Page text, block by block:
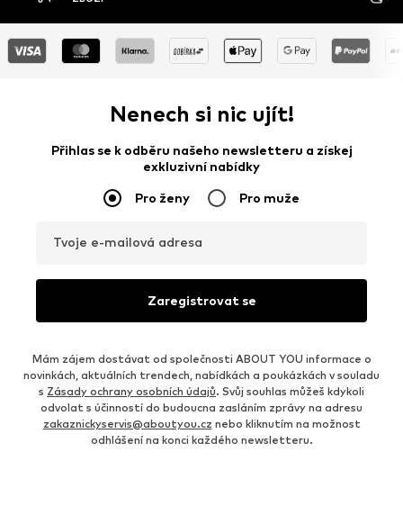
Nenech si nic ujít!
Přihlas se k odběru našeho newsletteru a získej
exkluzivní nabídky
Pro ženy Pro muže
Tvoje e-mailová adresa
Zaregistrovat se
Mám zájem dostávat od společnosti ABOUT YOU informace o
novinkách, aktuálních trendech, nabídkách a poukázkách v souladu
s Zásady ochrany osobních údajů. Svůj souhlas můžeš kdykoli
odvolat s účinností do budoucna zasláním zprávy na adresu
zakaznickyservis@aboutyou.cz nebo kliknutím na možnost
odhlášení na konci každého newsletteru.